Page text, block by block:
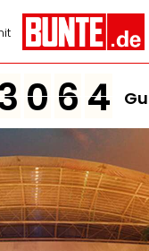
0 6 4